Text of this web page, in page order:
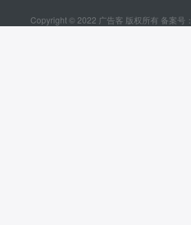
Copyright © 2022 广告客 版权所有 备案号：